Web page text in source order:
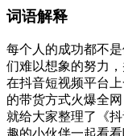
词语解释
每个人的成功都不
们难以想象的努力
在抖音短视频平台
的带货方式火爆全
就给大家整理了《